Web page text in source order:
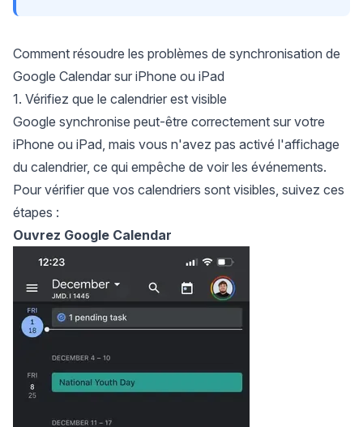
Comment résoudre les problèmes de synchronisation de
Google Calendar sur iPhone ou iPad
1. Vérifiez que le calendrier est visible
Google synchronise peut-être correctement sur votre
iPhone ou iPad, mais vous n'avez pas activé l'affichage
du calendrier, ce qui empêche de voir les événements.
Pour vérifier que vos calendriers sont visibles, suivez ces
étapes :
Ouvrez Google Calendar